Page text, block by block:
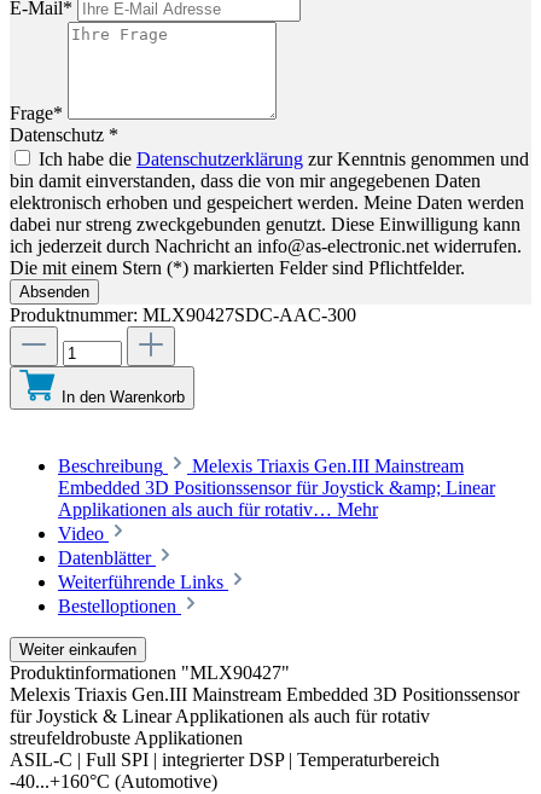
E-Mail*
Frage*
Datenschutz *
Ich habe die Datenschutzerklärung zur Kenntnis genommen und
bin damit einverstanden, dass die von mir angegebenen Daten
elektronisch erhoben und gespeichert werden. Meine Daten werden
dabei nur streng zweckgebunden genutzt. Diese Einwilligung kann
ich jederzeit durch Nachricht an info@as-electronic.net widerrufen.
Die mit einem Stern (*) markierten Felder sind Pflichtfelder.
Absenden
Produktnummer: MLX90427SDC-AAC-300
In den Warenkorb
Beschreibung
Melexis Triaxis Gen.III Mainstream
Embedded 3D Positionssensor für Joystick &amp; Linear
Applikationen als auch für rotativ… Mehr
Video
Datenblätter
Weiterführende Links
Bestelloptionen
Weiter einkaufen
Produktinformationen "MLX90427"
Melexis Triaxis Gen.III Mainstream Embedded 3D Positionssensor
für Joystick & Linear Applikationen als auch für rotativ
streufeldrobuste Applikationen
ASIL-C | Full SPI | integrierter DSP | Temperaturbereich
-40...+160°C (Automotive)